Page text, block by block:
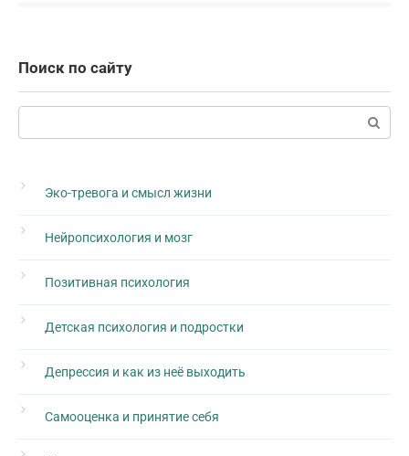
Поиск по сайту
Поиск:
Эко-тревога и смысл жизни
Нейропсихология и мозг
Позитивная психология
Детская психология и подростки
Депрессия и как из неё выходить
Самооценка и принятие себя